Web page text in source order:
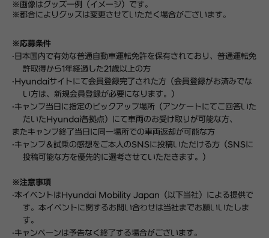
※画像はグッズ一例（イメージ）です。
※都合によりグッズは変更させていただく場合がございます。
※応募条件
· 日本国内で有効な普通自動車運転免許を保有されており、普通運転免
許取得から1年経過した21 歳 以上の方
· Hyundaiサイトにて会員登録完了された方 （会員登録がお済みでな
い方は、新規会員登録が必要になります。
）
·キャンプ当日 に指定の ピックアップ場所 （ アンケートにてご回答いた
だいた Hyundai各拠点） にて車両のお受け取りが可能な方、
またキャンプ終了当日に同一場所での車両返却が可能な方
·キャンプ＆試乗の感想をご本人のSNS に投稿いただける方 （SNS に
投稿可能な方を優先的に選考させていただきます。
）
※注意事項
·本イベントは Hyundai Mobility Japan （ 以下当社 ）
による提供で
す。本イベントに関するお問い合わせは当社までお願いいたしま
す。
·キャンペーンは予告なく終了する場合がございます。